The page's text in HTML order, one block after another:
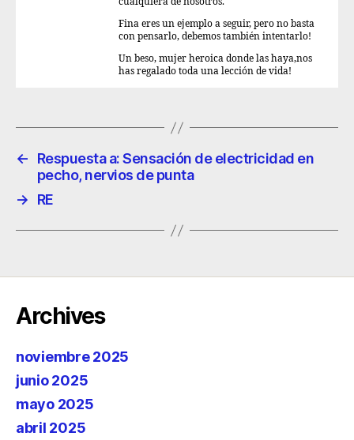
Fina eres un ejemplo a seguir, pero no basta
con pensarlo, debemos también intentarlo!
Un beso, mujer heroica donde las haya,nos
has regalado toda una lección de vida!
←
Respuesta a: Sensación de electricidad en
pecho, nervios de punta
→
RE
Archives
noviembre 2025
junio 2025
mayo 2025
abril 2025